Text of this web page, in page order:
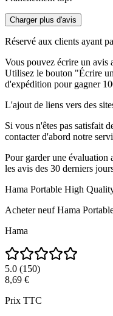
Charger plus d'avis
Réservé aux clients ayant
Vous pouvez écrire un avis
Utilisez le bouton "Écrire
d'expédition pour gagner
L'ajout de liens vers des
Si vous n'êtes pas satisfait
contacter d'abord notre
Pour garder une évaluation
les avis des 30 derniers
Hama Portable High
Acheter neuf Hama
Hama
5.0 (150)
8,69 €
Prix TTC